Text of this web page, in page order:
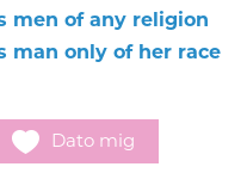
men of any religion
man only of her race
Dato mig